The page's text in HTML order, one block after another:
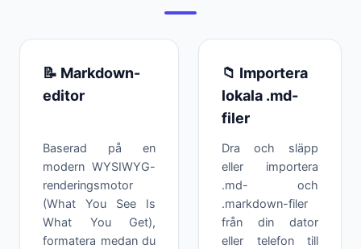
📝 Markdown-
editor
Baserad på en
modern WYSIWYG-
renderingsmotor
(What You See Is
What You Get),
formatera medan du
📁 Importera
lokala .md-
filer
Dra och släpp
eller importera
.md- och
.markdown-filer
från din dator
eller telefon till